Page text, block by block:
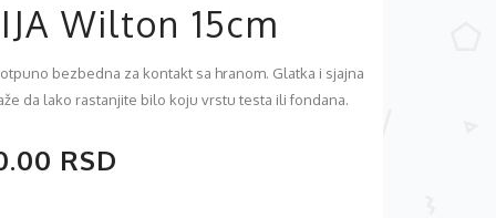
Wilton 15cm
bezbedna za kontakt sa hranom. Glatka i sjajna
da lako rastanjite bilo koju vrstu testa ili fondana.
RSD